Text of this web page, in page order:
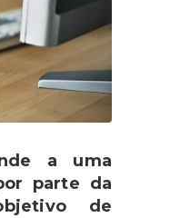
a uma
parte da
de